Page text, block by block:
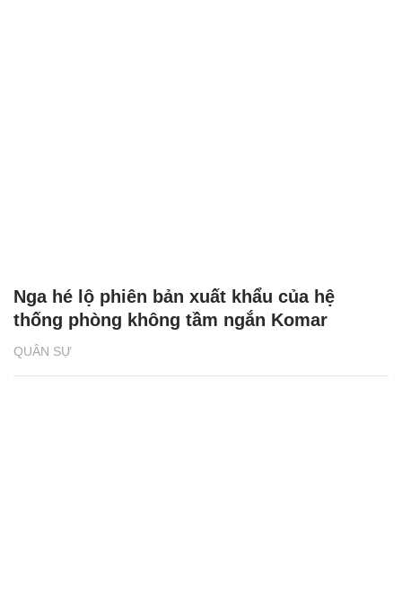
QUÂN SỰ
Nga hé lộ phiên bản xuất khẩu của hệ
thống phòng không tầm ngắn Komar